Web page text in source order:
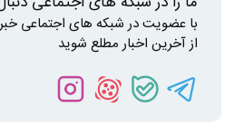
با عضویت در شبکه های اجتماعی
از آخرین اخبار مطلع شوید